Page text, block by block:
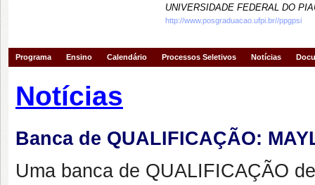
UNIVERSIDADE FEDERAL DO
http://www.posgraduacao.ufpi.br//ppgpsi
Programa Ensino Calendário Processos Seletivos Notícias
Notícias
Banca de QUALIFICAÇÃO:
Uma banca de QUALIFICAÇÃO